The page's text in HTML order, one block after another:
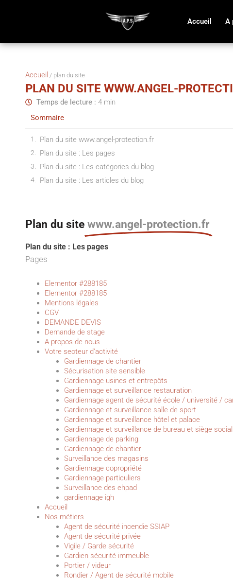
Accueil A
Accueil / plan du site
PLAN DU SITE WWW.ANGEL-
Temps de lecture : 4 min
Sommaire
Plan du site www.angel-protection.fr
Plan du site : Les pages
Plan du site : Les catégories du blog
Plan du site : Les articles du blog
Plan du site www.angel-protection.fr
Plan du site : Les pages
Pages
Elementor #288185
Elementor #288185
Mentions légales
CGV
DEMANDE DEVIS
Demande de stage
A propos de nous
Votre secteur d’activité
Gardiennage de chantier
Sécurisation site sensible
Gardiennage usines et entrepôts
Gardiennage et surveillance restauration
Gardiennage agent de sécurité école / université /
Gardiennage et surveillance salle de sport
Gardiennage et surveillance hôtel et palace
Gardiennage et surveillance de bureau et siège social
Gardiennage de parking
Gardiennage de chantier
Surveillance des magasins
Gardiennage copropriété
Gardiennage particuliers
Surveillance des ehpad
gardiennage igh
Accueil
Nos métiers
Agent de sécurité incendie SSIAP
Agent de sécurité privée
Vigile / Garde sécurité
Gardien sécurité immeuble
Portier / videur
Rondier / Agent de sécurité mobile